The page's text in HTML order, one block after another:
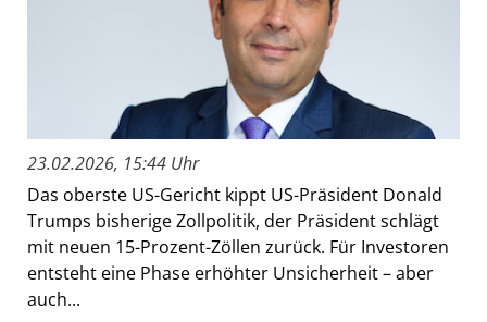
23.02.2026, 15:44 Uhr
Das oberste US-Gericht kippt US-Präsident Donald
Trumps bisherige Zollpolitik, der Präsident schlägt
mit neuen 15-Prozent-Zöllen zurück. Für Investoren
entsteht eine Phase erhöhter Unsicherheit – aber
auch...